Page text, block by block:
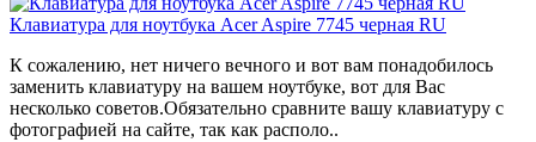
Клавиатура для ноутбука Acer Aspire 7745 черная RU
К сожалению, нет ничего вечного и вот вам понадобилось
заменить клавиатуру на вашем ноутбуке, вот для Вас
несколько советов.Обязательно сравните вашу клавиатуру с
фотографией на сайте, так как располо..